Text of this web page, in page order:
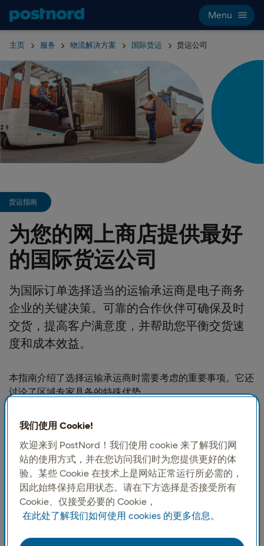
Hoppa över navigering och sök
Menu
主页 服务 物流解决方案 国际货运 货运公司
货运指南
为您的网上商店提供最好
的国际货运公司
为国际订单选择适当的运输承运商是电子商务
企业的关键决策。可靠的合作伙伴可确保及时
交货，提高客户满意度，并帮助您平衡交货速
度和成本效益。
本指南介绍了选择运输承运商时需要考虑的重要事项。它还
讨论了区域专家具备的特殊优势。
1. 为什么地区专业承运商很重要
在进行全球货运时，往往首要考虑 DHL、 FedEx 和 UPS 这
样的大型企业。但是，区域承运商在某些市场具有专业优
势。例如，面向北欧的企业可能受益于与了解当地细微差别
的物流供应商合作。
我们使用 Cookie!
欢迎来到 PostNord！我们使用 cookie 来了解我们网
站的使用方式，并在您访问我们时为您提供更好的体
验。某些 Cookie 在技术上是网站正常运行所必需的，
因此始终保持启用状态。请在下方选择是否接受所有
Cookie、仅接受必要的 Cookie，
在此处了解我们如何使用 cookies 的更多信息。